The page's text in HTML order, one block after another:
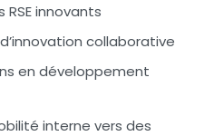
innovants
collaborative
en développement
interne vers des